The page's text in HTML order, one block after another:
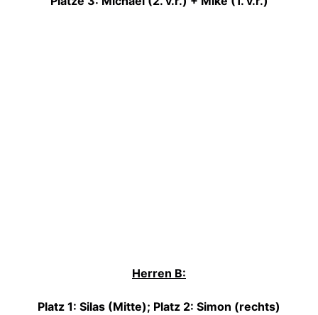
Herren B:
Platz 1: Silas (Mitte); Platz 2: Simon (rechts)